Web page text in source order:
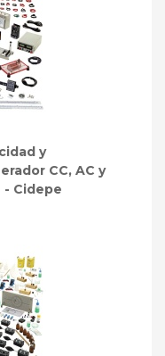
y
CC, AC y
- Cidepe